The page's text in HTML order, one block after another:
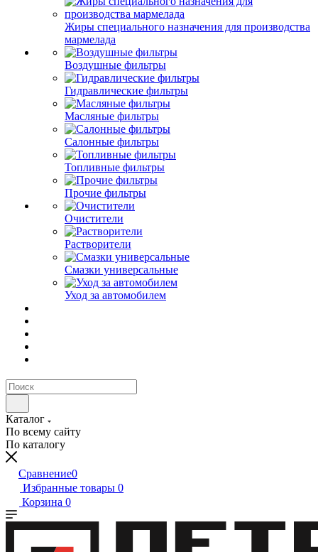
Жиры специального назначения для производства
мармелада
Воздушные фильтры
Гидравлические фильтры
Масляные фильтры
Салонные фильтры
Топливные фильтры
Прочие фильтры
Очистители
Растворители
Смазки универсальные
Уход за автомобилем
Каталог
По всему сайту
По каталогу
Сравнение0
Избранные товары 0
Корзина 0